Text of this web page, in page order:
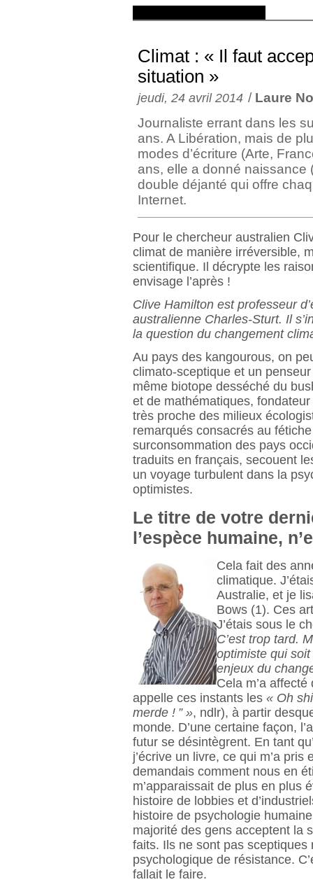
Climat : « Il faut
situation »
jeudi, 24 avril 2014 / Laure
Journaliste errant dans les
ans. A Libération, mais de
modes d’écriture (Arte,
ans, elle a donné naissance
double déjanté qui offre
Internet.
Pour le chercheur australien
climat de manière irréversible,
scientifique. Il décrypte les
envisage l’après !
Clive Hamilton est professeur
australienne Charles-Sturt. Il
la question du changement
Au pays des kangourous, on
climato-sceptique et un
même biotope desséché du
et de mathématiques,
très proche des milieux
remarqués consacrés au
surconsommation des pays
traduits en français, secouent
un voyage turbulent dans la
optimistes.
Le titre de votre
l’espèce humaine,
Cela fait des
climatique.
Australie, et je
Bows (1). Ces
J’étais sous le
C’est trop tard.
optimiste qui
enjeux du
Cela m’a
appelle ces instants les « Oh
merde ! ” », ndlr), à partir
monde. D’une certaine façon,
futur se désintègrent. En tant
j’écrive un livre, ce qui m’a
demandais comment nous en
m’apparaissait de plus en plus
histoire de lobbies et
histoire de psychologie
majorité des gens acceptent la
faits. Ils ne sont pas
psychologique de résistance.
fallait le faire.